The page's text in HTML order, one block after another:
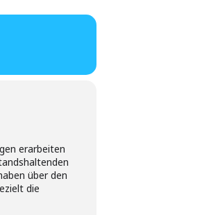
erarbeiten
über den
die